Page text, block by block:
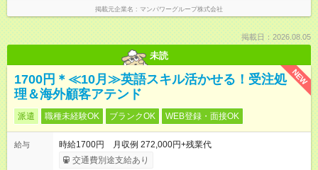
掲載元企業名 マンパワーグループ株式会社
掲載日：2026.08.05
未読
NEW
1700円＊≪10月≫英語スキル活かせる！受注処
理＆海外顧客アテンド
派遣 職種未経験OK ブランクOK WEB登録・面接OK
給与
時給1700円 月収例 272,000円+残業代
交通費別途支給あり